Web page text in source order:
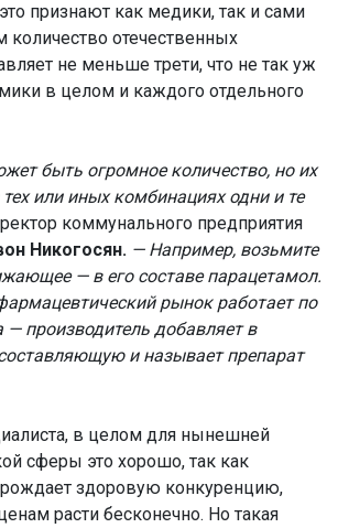
признают как медики, так и сами
количество отечественных
не меньше трети, что не так уж
в целом и каждого отдельного
быть огромное количество, но их
или иных комбинациях одни и те
коммунального предприятия
Никогосян. — Например, возьмите
— в его составе парацетамол.
рынок работает по
— производитель добавляет в
и называет препарат
в целом для нынешней
сферы это хорошо, так как
здоровую конкуренцию,
расти бесконечно. Но такая